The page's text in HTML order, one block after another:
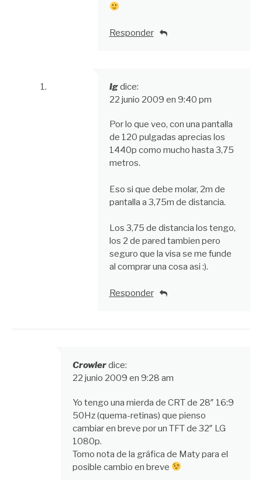
Responder
Igdice:
22 junio 2009 en 9:40 pm
Por lo que veo, con una pantalla
de 120 pulgadas aprecias los
1440p como mucho hasta 3,75
metros.
Eso si que debe molar, 2m de
pantalla a 3,75m de distancia.
Los 3,75 de distancia los tengo,
los 2 de pared tambien pero
seguro que la visa se me funde
al comprar una cosa asi :).
Responder
Crowlerdice:
22 junio 2009 en 9:28 am
Yo tengo una mierda de CRT de 28″ 16:9
50Hz (quema-retinas) que pienso
cambiar en breve por un TFT de 32″ LG
1080p.
Tomo nota de la gráfica de Maty para el
posible cambio en breve